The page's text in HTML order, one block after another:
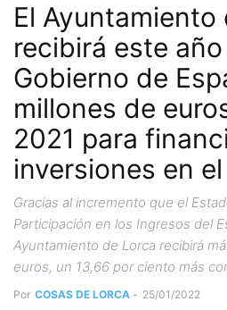
El Ayuntamiento
recibirá este
Gobierno de
millones de
2021 para
inversiones en
Gracias al incremento que el
Participación en los Ingresos del
Ayuntamiento de Lorca recibirá
euros, un 13,66 por ciento más
Por COSAS DE LORCA - 25/01/2022